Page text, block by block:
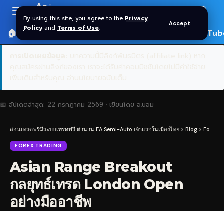
By using this site, you agree to the Privacy
Policy and Terms of Use.
Accept
Resizer
Aa
🏠 หน้าแรก ราคาทอง SPDR 🎬
📅 อัปเดตล่าสุด: 22 กรกฎาคม 2569 · เขียนโดย อ.บอม
สอนเทรดฟรีมีระบบเทรดฟรี ตำนาน EA Semi-Auto เจ้าแรกในเมืองไทย > Blog > Forex Trading
FOREX TRADING
Asian Range Breakout
กลยุทธ์เทรด London Open
อย่างมืออาชีพ